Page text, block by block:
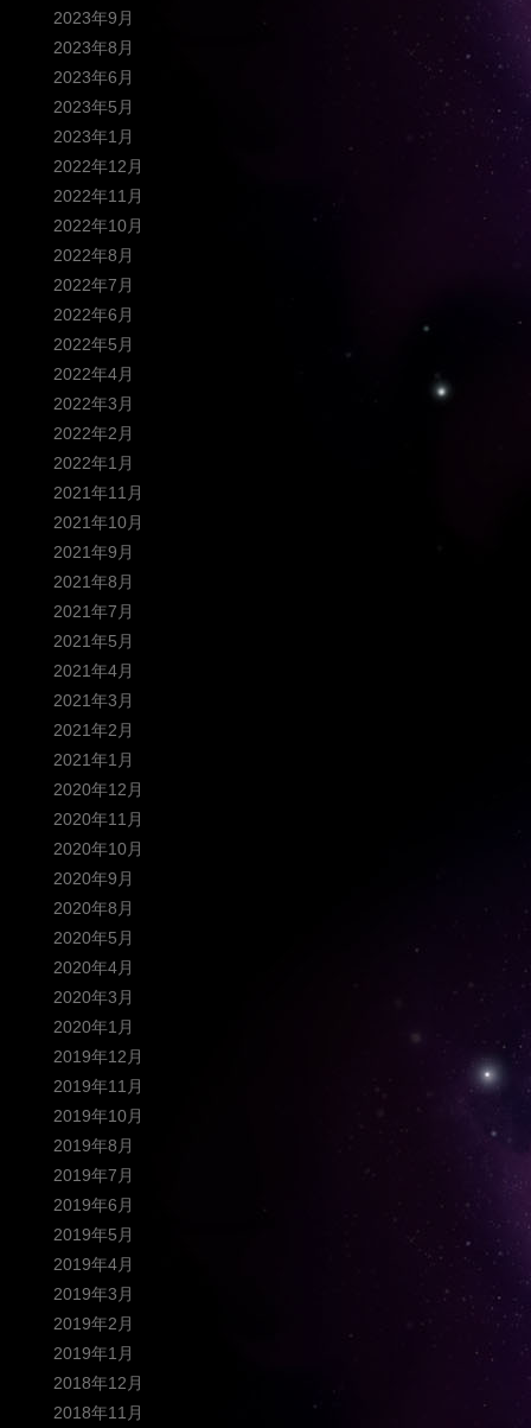
2023年9月
2023年8月
2023年6月
2023年5月
2023年1月
2022年12月
2022年11月
2022年10月
2022年8月
2022年7月
2022年6月
2022年5月
2022年4月
2022年3月
2022年2月
2022年1月
2021年11月
2021年10月
2021年9月
2021年8月
2021年7月
2021年5月
2021年4月
2021年3月
2021年2月
2021年1月
2020年12月
2020年11月
2020年10月
2020年9月
2020年8月
2020年5月
2020年4月
2020年3月
2020年1月
2019年12月
2019年11月
2019年10月
2019年8月
2019年7月
2019年6月
2019年5月
2019年4月
2019年3月
2019年2月
2019年1月
2018年12月
2018年11月